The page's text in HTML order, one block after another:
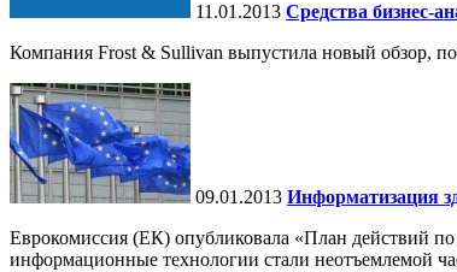
11.01.2013 Средства бизнес-
Компания Frost & Sullivan выпустила новый обзор,
09.01.2013 Информатизация
Еврокомиссия (ЕК) опубликовала «План действий
информационные технологии стали неотъемлемой